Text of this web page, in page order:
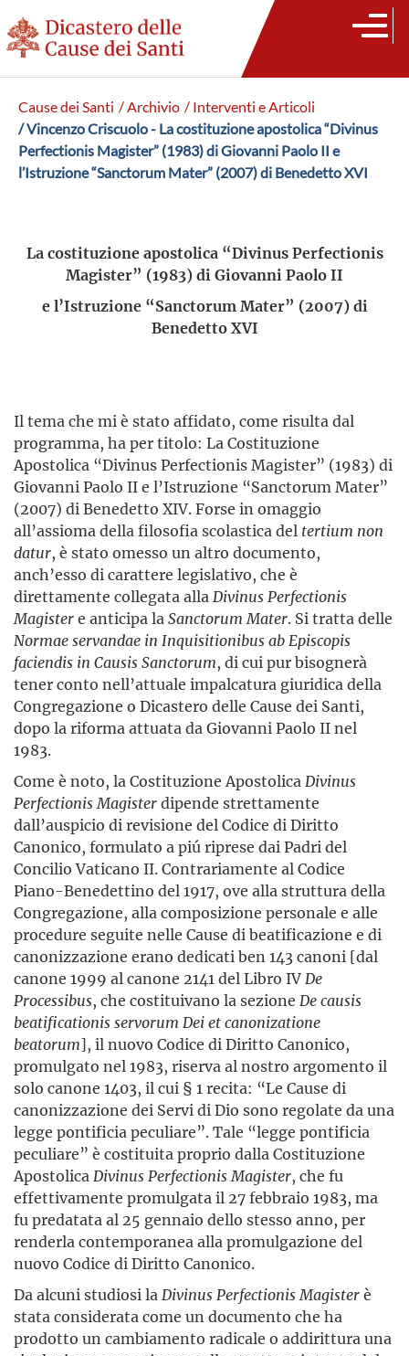
Cause dei Santi / Archivio / Interventi e Articoli
/ Vincenzo Criscuolo - La costituzione apostolica “Divinus
Perfectionis Magister” (1983) di Giovanni Paolo II e
l’Istruzione “Sanctorum Mater” (2007) di Benedetto XVI
La costituzione apostolica “Divinus Perfectionis
Magister” (1983) di Giovanni Paolo II
e l’Istruzione “Sanctorum Mater” (2007) di
Benedetto XVI
Il tema che mi è stato affidato, come risulta dal
programma, ha per titolo: La Costituzione
Apostolica “Divinus Perfectionis Magister” (1983) di
Giovanni Paolo II e l’Istruzione “Sanctorum Mater”
(2007) di Benedetto XIV. Forse in omaggio
all’assioma della filosofia scolastica del tertium non
datur, è stato omesso un altro documento,
anch’esso di carattere legislativo, che è
direttamente collegata alla Divinus Perfectionis
Magistere anticipa la Sanctorum Mater. Si tratta delle
Normae servandae in Inquisitionibus ab Episcopis
faciendis in Causis Sanctorum, di cui pur bisognerà
tener conto nell’attuale impalcatura giuridica della
Congregazione o Dicastero delle Cause dei Santi,
dopo la riforma attuata da Giovanni Paolo II nel
1983.
Come è noto, la Costituzione Apostolica Divinus
Perfectionis Magisterdipende strettamente
dall’auspicio di revisione del Codice di Diritto
Canonico, formulato a piú riprese dai Padri del
Concilio Vaticano II. Contrariamente al Codice
Piano-Benedettino del 1917, ove alla struttura della
Congregazione, alla composizione personale e alle
procedure seguite nelle Cause di beatificazione e di
canonizzazione erano dedicati ben 143 canoni [dal
canone 1999 al canone 2141 del Libro IV De
Processibus, che costituivano la sezione De causis
beatificationis servorum Dei et canonizatione
beatorum], il nuovo Codice di Diritto Canonico,
promulgato nel 1983, riserva al nostro argomento il
solo canone 1403, il cui § 1 recita: “Le Cause di
canonizzazione dei Servi di Dio sono regolate da una
legge pontificia peculiare”. Tale “legge pontificia
peculiare” è costituita proprio dalla Costituzione
Apostolica Divinus Perfectionis Magister, che fu
effettivamente promulgata il 27 febbraio 1983, ma
fu predatata al 25 gennaio dello stesso anno, per
renderla contemporanea alla promulgazione del
nuovo Codice di Diritto Canonico.
Da alcuni studiosi la Divinus Perfectionis Magisterè
stata considerata come un documento che ha
prodotto un cambiamento radicale o addirittura una